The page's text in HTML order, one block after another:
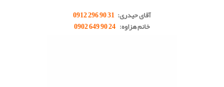
آقای حیدری: 31 90 296 0912
خانم هزاوه: 24 90 649 0902